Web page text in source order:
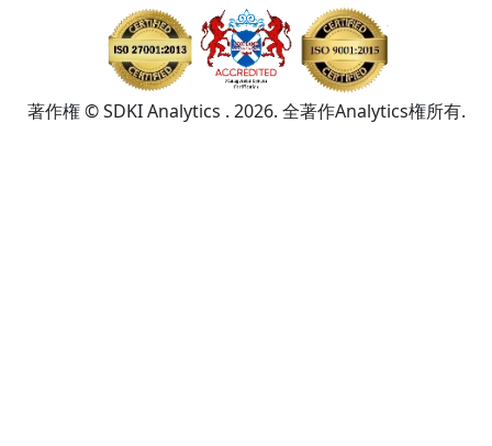
著作権 © SDKI Analytics . 2026. 全著作Analytics権所有.